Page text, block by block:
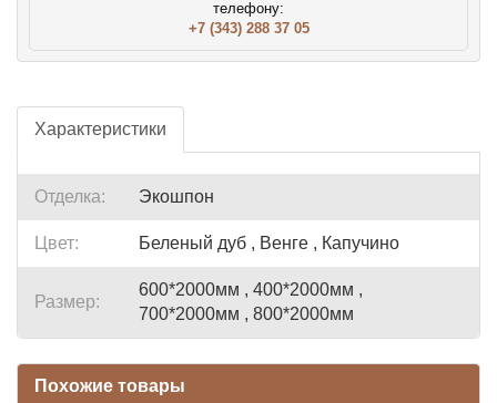
телефону:
+7 (343) 288 37 05
Характеристики
Отделка: Экошпон
Цвет: Беленый дуб , Венге , Капучино
Размер:
600*2000мм , 400*2000мм ,
700*2000мм , 800*2000мм
Похожие товары